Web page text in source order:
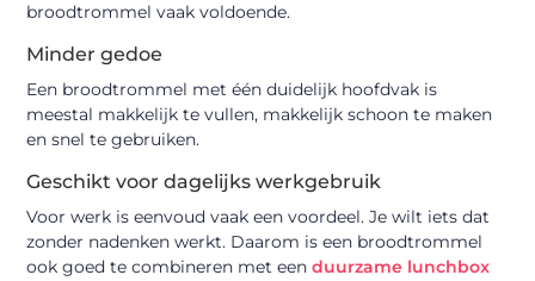
broodtrommel vaak voldoende.
Minder gedoe
Een broodtrommel met één duidelijk hoofdvak is
meestal makkelijk te vullen, makkelijk schoon te maken
en snel te gebruiken.
Geschikt voor dagelijks werkgebruik
Voor werk is eenvoud vaak een voordeel. Je wilt iets dat
zonder nadenken werkt. Daarom is een broodtrommel
ook goed te combineren met eenduurzame lunchbox